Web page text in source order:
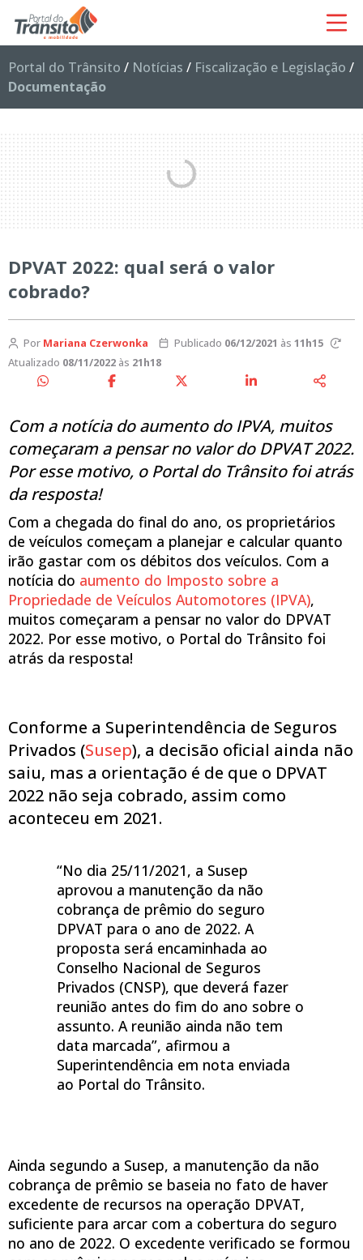
Portal do Trânsito / Notícias / Fiscalização e Legislação /
Documentação
DPVAT 2022: qual será o valor
cobrado?
Por Mariana Czerwonka Publicado 06/12/2021 às 11h15
Atualizado 08/11/2022 às 21h18
Com a notícia do aumento do IPVA, muitos
começaram a pensar no valor do DPVAT 2022.
Por esse motivo, o Portal do Trânsito foi atrás
da resposta!
Com a chegada do final do ano, os proprietários
de veículos começam a planejar e calcular quanto
irão gastar com os débitos dos veículos. Com a
notícia do aumento do Imposto sobre a
Propriedade de Veículos Automotores (IPVA),
muitos começaram a pensar no valor do DPVAT
2022. Por esse motivo, o Portal do Trânsito foi
atrás da resposta!
Conforme a Superintendência de Seguros
Privados (Susep), a decisão oficial ainda não
saiu, mas a orientação é de que o DPVAT
2022 não seja cobrado, assim como
aconteceu em 2021.
“No dia 25/11/2021, a Susep
aprovou a manutenção da não
cobrança de prêmio do seguro
DPVAT para o ano de 2022. A
proposta será encaminhada ao
Conselho Nacional de Seguros
Privados (CNSP), que deverá fazer
reunião antes do fim do ano sobre o
assunto. A reunião ainda não tem
data marcada”, afirmou a
Superintendência em nota enviada
ao Portal do Trânsito.
Ainda segundo a Susep, a manutenção da não
cobrança de prêmio se baseia no fato de haver
excedente de recursos na operação DPVAT,
suficiente para arcar com a cobertura do seguro
no ano de 2022. O excedente verificado se formou